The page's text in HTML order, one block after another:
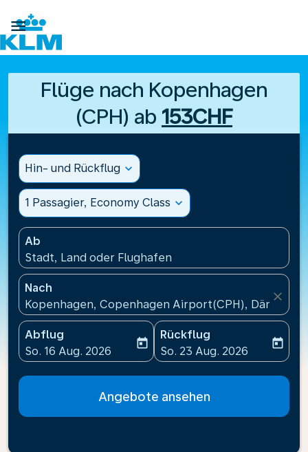

Flüge nach Kopenhagen
(CPH) ab 153CHF
Hin- und Rückflug expand_more
1 Passagier, Economy Class expand_more
Ab
Stadt, Land oder Flughafen
Nach
Kopenhagen, Copenhagen Airport(CPH), Dänemark
close
Abflug
fc-booking-departure-date-aria-label
So. 16 Aug. 2026
today
Rückflug
fc-booking-return-date-
So. 23 Aug. 2026
today
Angebote ansehen